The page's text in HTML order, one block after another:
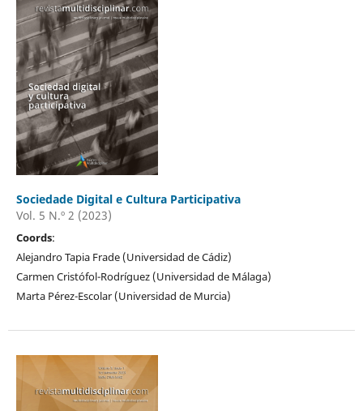
Sociedade Digital e Cultura Participativa
Vol. 5 N.º 2 (2023)
Coords:
Alejandro Tapia Frade (Universidad de Cádiz)
Carmen Cristófol-Rodríguez (Universidad de Málaga)
Marta Pérez-Escolar (Universidad de Murcia)